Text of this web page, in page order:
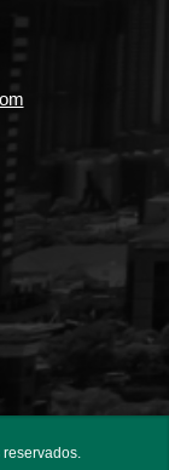
reservados.